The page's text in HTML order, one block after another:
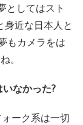
としてはスト
近な日本人と
もカメラをは
。
なかった?
ーク系は一切